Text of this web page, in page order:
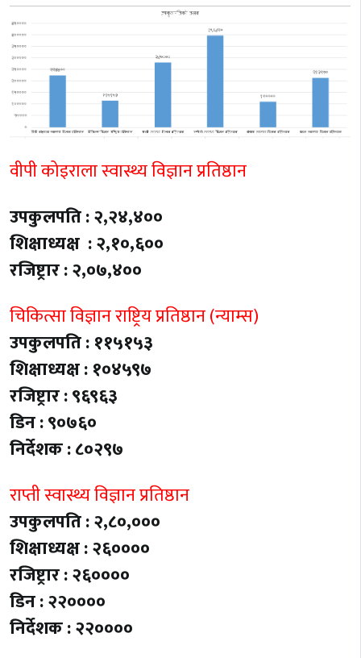
वीपी कोइराला स्वास्थ्य विज्ञान प्रतिष्ठान
उपकुलपति : २,२४,४००
शिक्षाध्यक्ष : २,१०,६००
रजिष्ट्रार : २,०७,४००
चिकित्सा विज्ञान राष्ट्रिय प्रतिष्ठान (न्याम्स)
उपकुलपति : ११५१५३
शिक्षाध्यक्ष : १०४५९७
रजिष्ट्रार : ९६९६३
डिन : ९०७६०
निर्देशक : ८०२९७
राप्ती स्वास्थ्य विज्ञान प्रतिष्ठान
उपकुलपति : २,८०,०००
शिक्षाध्यक्ष : २६००००
रजिष्ट्रार : २६००००
डिन : २२००००
निर्देशक : २२००००